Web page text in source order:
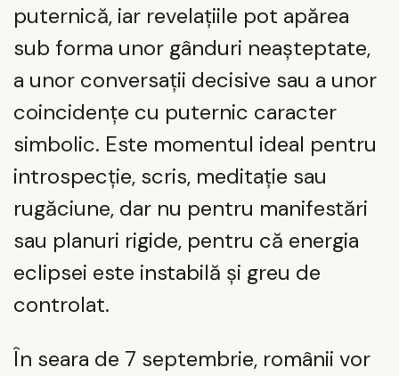
puternică, iar revelațiile pot apărea
sub forma unor gânduri neașteptate,
a unor conversații decisive sau a unor
coincidențe cu puternic caracter
simbolic. Este momentul ideal pentru
introspecție, scris, meditație sau
rugăciune, dar nu pentru manifestări
sau planuri rigide, pentru că energia
eclipsei este instabilă și greu de
controlat.
În seara de 7 septembrie, românii vor